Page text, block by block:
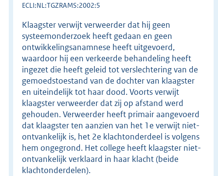
ECLI:NL:TGZRAMS:2002:5
Klaagster verwijt verweerder dat hij geen
systeemonderzoek heeft gedaan en geen
ontwikkelingsanamnese heeft uitgevoerd,
waardoor hij een verkeerde behandeling heeft
ingezet die heeft geleid tot verslechtering van de
gemoedstoestand van de dochter van klaagster
en uiteindelijk tot haar dood. Voorts verwijt
klaagster verweerder dat zij op afstand werd
gehouden. Verweerder heeft primair aangevoerd
dat klaagster ten aanzien van het 1e verwijt niet-
ontvankelijk is, het 2e klachtonderdeel is volgens
hem ongegrond. Het college heeft klaagster niet-
ontvankelijk verklaard in haar klacht (beide
klachtonderdelen).